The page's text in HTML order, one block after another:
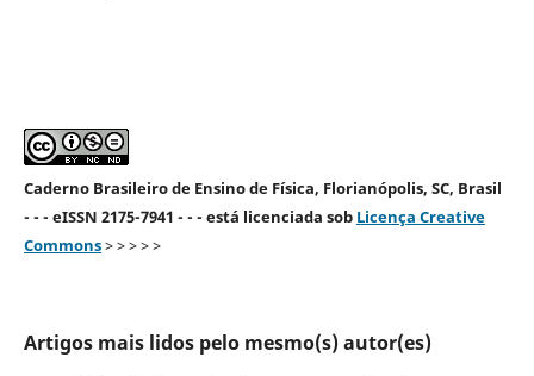
Caderno Brasileiro de Ensino de Física, Florianópolis, SC, Brasil
- - - eISSN 2175-7941 - - - está licenciada sob Licença Creative
Commons> > > > >
Artigos mais lidos pelo mesmo(s) autor(es)